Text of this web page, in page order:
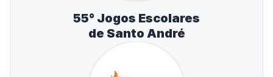
55° Jogos Escolares
de Santo André